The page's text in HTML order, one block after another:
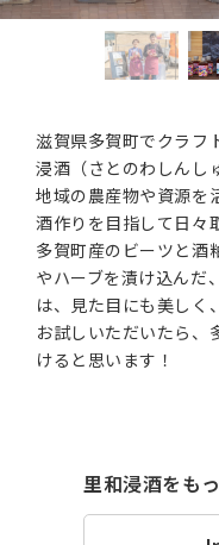
滋賀県多賀町でクラフ
浸酒（さとのわしんし
地域の農産物や資源を
酒作りを目指して日々
多賀町産のビーツと酒
やハーブを漬け込んだ
は、見た目にも美しく
お試しいただいたら、
けると思います！
里和浸酒をも